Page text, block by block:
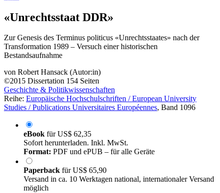
«Unrechtsstaat DDR»
Zur Genesis des Terminus politicus «Unrechtsstaates» nach der
Transformation 1989 – Versuch einer historischen
Bestandsaufnahme
von Robert Hansack (Autor:in)
©2015 Dissertation 154 Seiten
Geschichte & Politikwissenschaften
Reihe: Europäische Hochschulschriften / European University
Studies / Publications Universitaires Européennes, Band 1096
eBook fürUS$ 62,35
Sofort herunterladen. Inkl. MwSt.
Format: PDF und ePUB – für alle Geräte
Paperback fürUS$ 65,90
Versand in ca. 10 Werktagen national, internationaler Versand
möglich